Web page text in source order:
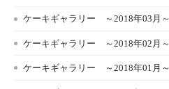
ケーキギャラリー ～2018年03月～
ケーキギャラリー ～2018年02月～
ケーキギャラリー ～2018年01月～